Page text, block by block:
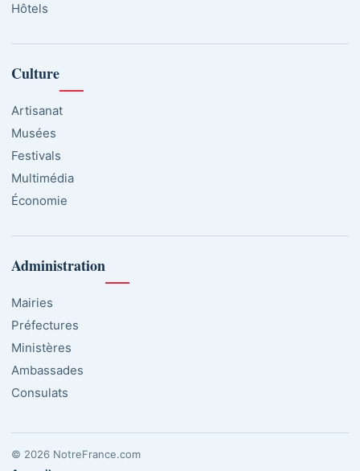
Hôtels
Culture
Artisanat
Musées
Festivals
Multimédia
Économie
Administration
Mairies
Préfectures
Ministères
Ambassades
Consulats
© 2026 NotreFrance.com